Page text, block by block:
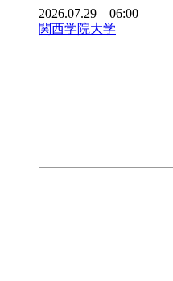
2026.07.29 06:00
関西学院大学